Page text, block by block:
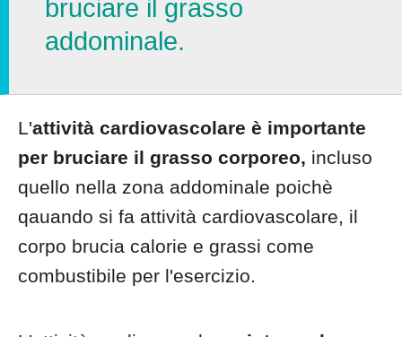
bruciare il grasso
addominale.
L'attività cardiovascolare è importante
per bruciare il grasso corporeo, incluso
quello nella zona addominale poichè
qauando si fa attività cardiovascolare, il
corpo brucia calorie e grassi come
combustibile per l'esercizio.